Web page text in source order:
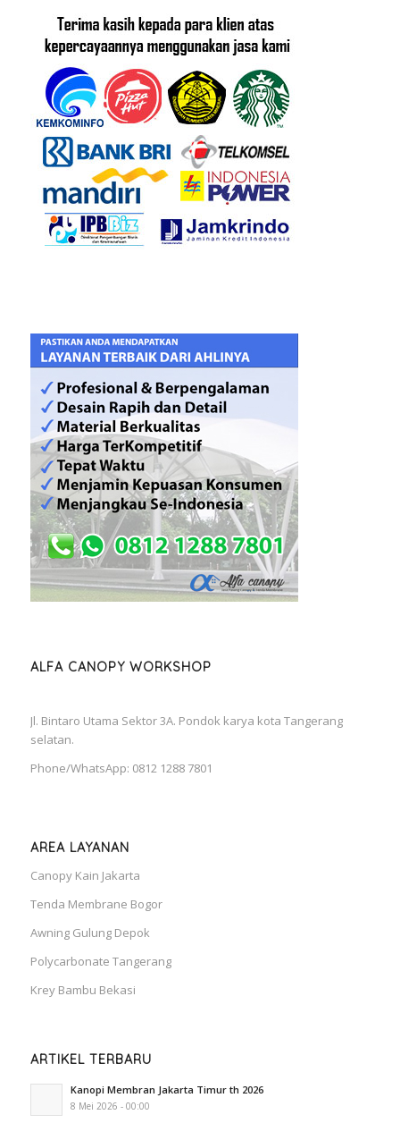
ALFA CANOPY WORKSHOP
Jl. Bintaro Utama Sektor 3A. Pondok karya kota Tangerang
selatan.
Phone/WhatsApp: 0812 1288 7801
AREA LAYANAN
Canopy Kain Jakarta
Tenda Membrane Bogor
Awning Gulung Depok
Polycarbonate Tangerang
Krey Bambu Bekasi
ARTIKEL TERBARU
Kanopi Membran Jakarta Timur th 2026
8 Mei 2026 - 00:00